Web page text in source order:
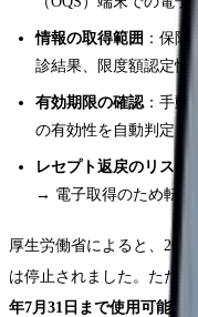
情報の取得範囲 ：保
診結果、限度額認定情
有効期限の確認 ：手
の有効性を自動判定
レセプト返戻のリスク
→ 電子取得のため転記
厚生労働省によると、
は停止されました。ただし
年7月31日まで使用可能 と